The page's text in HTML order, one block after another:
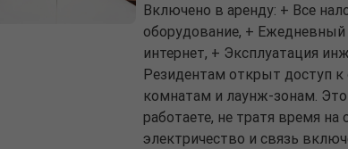
Включено в аренду: + Все
оборудование, +
интернет, + Эксплуатация
Резидентам открыт доступ
комнатам и лаунж-зонам.
работаете, не тратя время на
электричество и связь